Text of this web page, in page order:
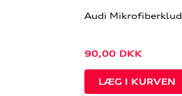
Audi Mikrofiberklud
90,00 DKK